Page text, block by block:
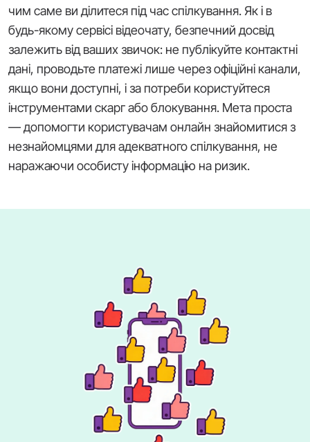
чим саме ви ділитеся під час спілкування. Як і в
будь-якому сервісі відеочату, безпечний досвід
залежить від ваших звичок: не публікуйте контактні
дані, проводьте платежі лише через офіційні канали,
якщо вони доступні, і за потреби користуйтеся
інструментами скарг або блокування. Мета проста
— допомогти користувачам онлайн знайомитися з
незнайомцями для адекватного спілкування, не
наражаючи особисту інформацію на ризик.